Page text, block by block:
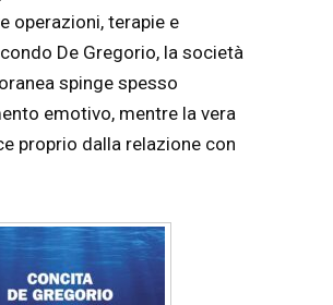
operazioni, terapie e
De Gregorio, la società
spinge spesso
emotivo, mentre la vera
proprio dalla relazione con